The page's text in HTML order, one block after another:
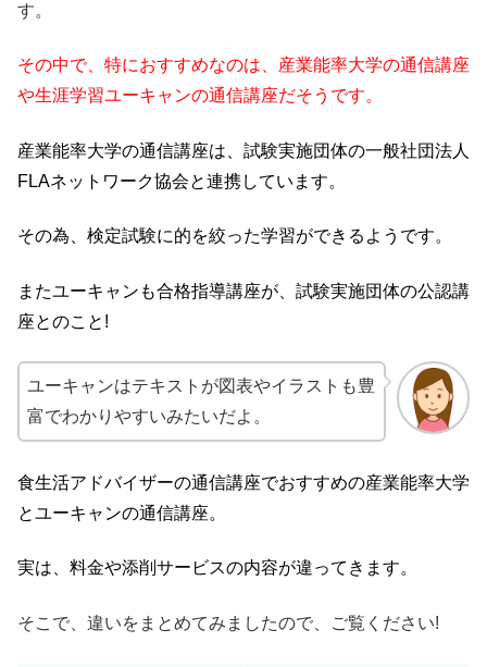
す。
その中で、特におすすめなのは、産業能率大学の通信講座
や生涯学習ユーキャンの通信講座だそうです。
産業能率大学の通信講座は、試験実施団体の一般社団法人
FLAネットワーク協会と連携しています。
その為、検定試験に的を絞った学習ができるようです。
またユーキャンも合格指導講座が、試験実施団体の公認講
座とのこと!
ユーキャンはテキストが図表やイラストも豊
富でわかりやすいみたいだよ。
食生活アドバイザーの通信講座でおすすめの産業能率大学
とユーキャンの通信講座。
実は、料金や添削サービスの内容が違ってきます。
そこで、違いをまとめてみましたので、ご覧ください!